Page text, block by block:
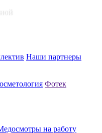
Наши партнеры
Фотек
на работу